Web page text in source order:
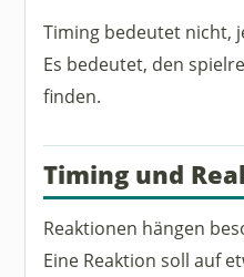
Timing bedeutet nicht,
Es bedeutet, den
finden.
Timing und
Reaktionen hängen
Eine Reaktion soll auf